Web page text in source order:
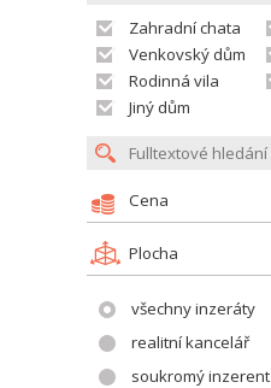
Zahradní chata
Venkovský dům
Rodinná vila
Jiný dům
Cena
Plocha
všechny inzeráty
realitní kancelář
soukromý inzerent